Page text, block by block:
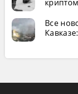
Все